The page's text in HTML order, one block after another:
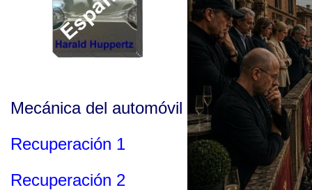
Mecánica del automóvil
Recuperación 1
Recuperación 2